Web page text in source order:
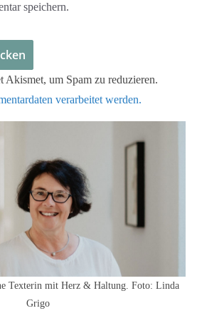
speichern.
Akismet, um Spam zu reduzieren.
verarbeitet werden.
Texterin mit Herz & Haltung. Foto: Linda
Grigo